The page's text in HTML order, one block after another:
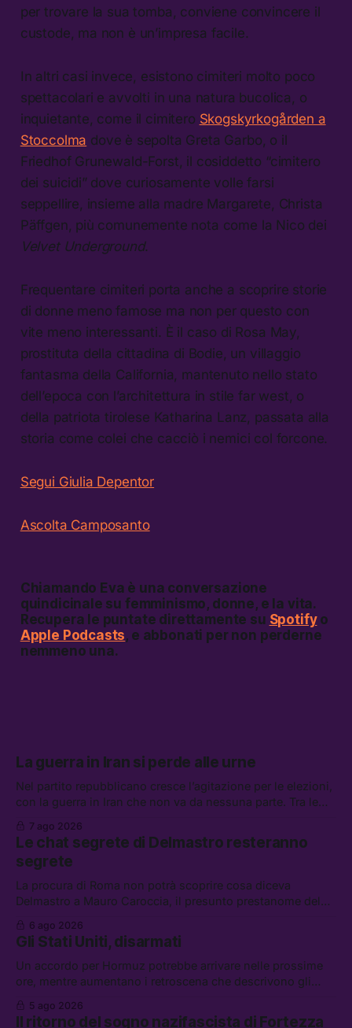
per trovare la sua tomba, conviene convincere il
custode, ma non è un’impresa facile.
In altri casi invece, esistono cimiteri molto poco
spettacolari e avvolti in una natura bucolica, o
inquietante, come il cimitero Skogskyrkogården a
Stoccolma dove è sepolta Greta Garbo, o il
Friedhof Grunewald-Forst, il cosiddetto “cimitero
dei suicidi” dove curiosamente volle farsi
seppellire, insieme alla madre Margarete, Christa
Päffgen, più comunemente nota come la Nico dei
Velvet Underground.
Frequentare cimiteri porta anche a scoprire storie
di donne meno famose ma non per questo con
vite meno interessanti. È il caso di Rosa May,
prostituta della cittadina di Bodie, un villaggio
fantasma della California, mantenuto nello stato
dell’epoca con l’architettura in stile far west, o
della patriota tirolese Katharina Lanz, passata alla
storia come colei che cacciò i nemici col forcone.
Segui Giulia Depentor
Ascolta Camposanto
Chiamando Eva è una conversazione
quindicinale su femminismo, donne, e la vita.
Recupera le puntate direttamente su Spotifyo
Apple Podcasts, e abbonati per non perderne
nemmeno una.
La guerra in Iran si perde alle urne
Nel partito repubblicano cresce l’agitazione per le elezioni,
con la guerra in Iran che non va da nessuna parte. Tra le
lavoro, Schlein prova a mettere in sicurezza la coalizione, e
che cos’è lo “Spiralismo,” la religione degli agenti IA
7 ago 2026
Le chat segrete di Delmastro resteranno
segrete
La procura di Roma non potrà scoprire cosa diceva
Delmastro a Mauro Caroccia, il presunto prestanome del
attacchi in Libano, il governo chiederà 36 miliardi di
flessibilità in armi e energia, e Grokipedia è già stata
abbandonata
6 ago 2026
Gli Stati Uniti, disarmati
Un accordo per Hormuz potrebbe arrivare nelle prossime
ore, mentre aumentano i retroscena che descrivono gli
chi aspetta i dispersi di Ceuta, il boom dei carburanti
5 ago 2026
Il ritorno del sogno nazifascista di Fortezza